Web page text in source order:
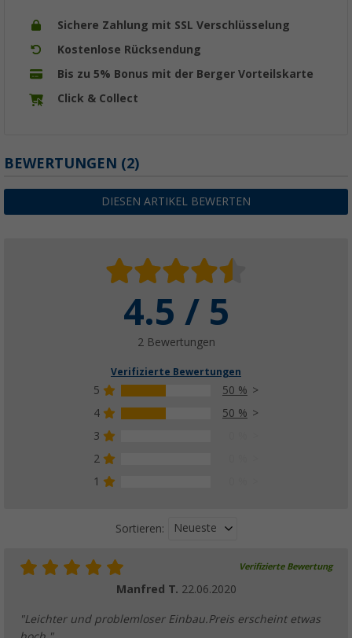
Sichere Zahlung mit SSL Verschlüsselung
Kostenlose Rücksendung
Bis zu 5% Bonus mit der Berger Vorteilskarte
Click & Collect
BEWERTUNGEN (2)
DIESEN ARTIKEL BEWERTEN
4.5 / 5
2 Bewertungen
Verifizierte Bewertungen
5
50 %
4
50 %
3
2
1
Sortieren: Neueste
Verifizierte Bewertung
Manfred T. 22.06.2020
"Leichter und problemloser Einbau.Preis erscheint etwas